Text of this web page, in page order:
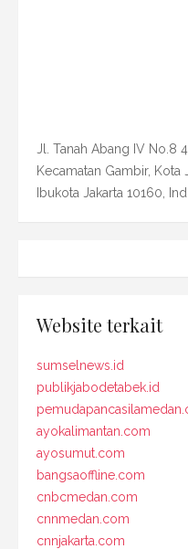
Jl. Tanah Abang IV No.8
Kecamatan Gambir, Kota
Ibukota Jakarta 10160,
Website terkait
sumselnews.id
publikjabodetabek.id
ayokalimantan.com
ayosumut.com
bangsaoffline.com
cnbcmedan.com
cnnmedan.com
cnnjakarta.com